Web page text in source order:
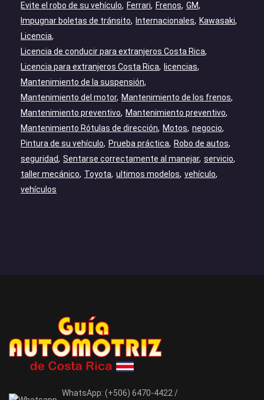
Evite el robo de su vehículo
Ferrari Frenos GM
Impugnar boletas de tránsito
Internacionales
Kawasaki
Licencia
Licencia de conducir para extranjeros Costa Rica
Licencia para extranjeros Costa Rica
licencias
Mantenimiento de la suspensión
Mantenimiento del motor
Mantenimiento de los frenos
Mantenimiento preventivo
Mantenimiento preventivo
Mantenimiento Rótulas de dirección
Motos negocio
Pintura de su vehículo
Prueba práctica
Robo de autos
seguridad
Sentarse correctamente al manejar servicio
taller mecánico
Toyota ultimos modelos vehículo
vehículos
WhatsApp: (+506) 6470-4422 /